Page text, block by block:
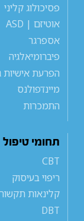
פסיכולוג קליני
אוטיזם | ASD
אספרגר
פיברומיאלגיה
הפרעת אישיות
מיינדפולנס
התמכרות
תחומי טיפול
CBT
ריפוי בעיסוק
קלינאות
DBT